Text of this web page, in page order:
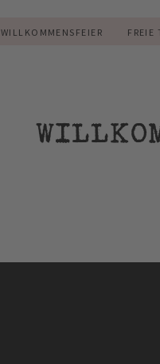
WILLKOMMENSFEIER FREIE